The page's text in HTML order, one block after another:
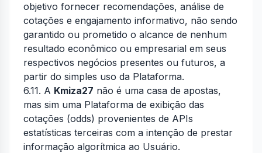
objetivo fornecer recomendações, análise de
cotações e engajamento informativo, não sendo
garantido ou prometido o alcance de nenhum
resultado econômico ou empresarial em seus
respectivos negócios presentes ou futuros, a
partir do simples uso da Plataforma.
6.11. A Kmiza27 não é uma casa de apostas,
mas sim uma Plataforma de exibição das
cotações (odds) provenientes de APIs
estatísticas terceiras com a intenção de prestar
informação algorítmica ao Usuário.